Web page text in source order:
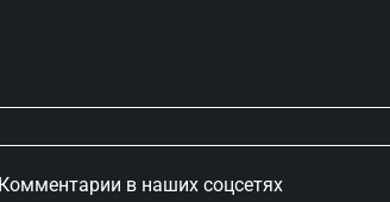
Комментарии в наших соцсетях